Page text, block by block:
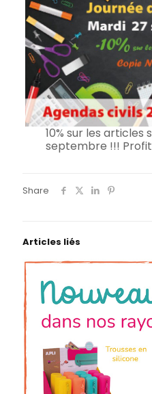
10% sur les articles
septembre !!!
Share
Articles liés